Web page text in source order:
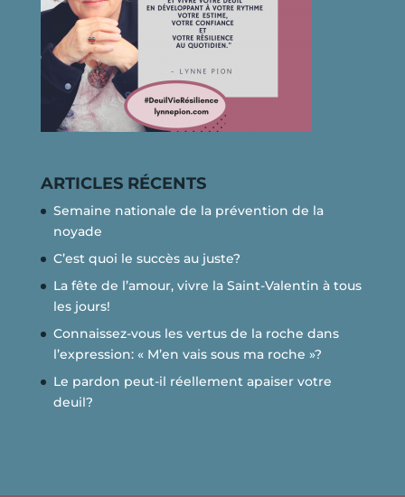
ARTICLES RÉCENTS
Semaine nationale de la prévention de la
noyade
C’est quoi le succès au juste?
La fête de l’amour, vivre la Saint-Valentin à tous
les jours!
Connaissez-vous les vertus de la roche dans
l’expression: « M’en vais sous ma roche »?
Le pardon peut-il réellement apaiser votre
deuil?